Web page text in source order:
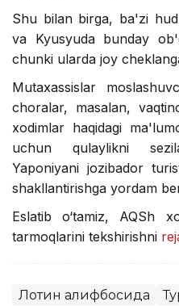
Shu bilan birga, ba'zi
va Kyusyuda bunday
chunki ularda joy
Mutaxassislar
choralar, masalan,
xodimlar haqidagi
uchun qulaylikni
Yaponiyani jozibador
shakllantirishga yordam
Eslatib o‘tamiz, AQSh
tarmoqlarini tekshirishni
Лотин алифбосида